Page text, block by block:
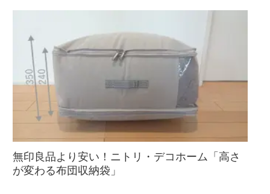
無印良品より安い！ニトリ・デコホーム「高さ
が変わる布団収納袋」